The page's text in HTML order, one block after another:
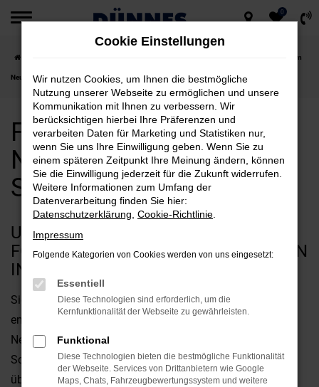
Zum
springen
0
Ford Tourneo Custom
Neuwagen für Schwandorf kaufen
Ford Tourneo Custom
Neuwagen für
Schwandorf kaufen
UNSERE ARGUMENTE FÜR EINEN
FORD TOURNEO CUSTOM NEUWAGEN
IN SCHWANDORF
Sie suchen nach Argumenten beim Autokauf? Dann
empfehlen wir Ihnen einen Ford Tourneo Custom
Neuwagen und damit die qualitativ beste Mobilität für
Schwandorf und Umgebung. Wohlgemerkt: dieses Modell
überzeugt natürlich auch gebraucht, doch nur bei einem
Cookie Einstellungen
Wir nutzen Cookies, um Ihnen die bestmögliche
Nutzung unserer Webseite zu ermöglichen und unsere
Kommunikation mit Ihnen zu verbessern. Wir
berücksichtigen hierbei Ihre Präferenzen und
verarbeiten Daten für Marketing und Statistiken nur,
wenn Sie uns Ihre Einwilligung geben. Wenn Sie zu
einem späteren Zeitpunkt Ihre Meinung ändern, können
Sie die Einwilligung jederzeit für die Zukunft widerrufen.
Weitere Informationen zum Umfang der
Datenverarbeitung finden Sie hier:
Datenschutzerklärung Cookie-Richtlinie
Impressum
Folgende Kategorien von Cookies werden von uns eingesetzt:
Essentiell
Diese Technologien sind erforderlich, um die
Kernfunktionalität der Webseite zu gewährleisten.
Funktional
Diese Technologien bieten die bestmögliche Funktionalität
der Webseite. Services von Drittanbietern wie Google
Maps, Chats, Fahrzeugbewertungssystem und weitere